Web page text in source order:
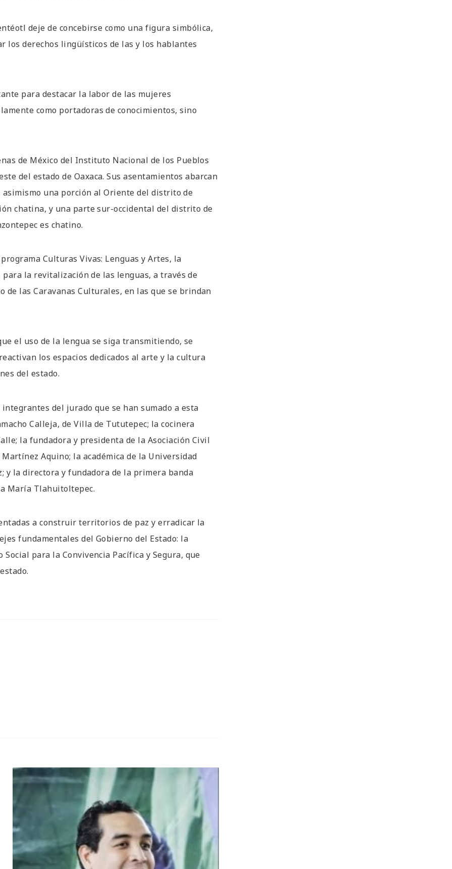
deje de concebirse como una figura simbólica,
los derechos lingüísticos de las y los hablantes
para destacar la labor de las mujeres
como portadoras de conocimientos, sino
de México del Instituto Nacional de los Pueblos
del estado de Oaxaca. Sus asentamientos abarcan
una porción al Oriente del distrito de
chatina, y una parte sur-occidental del distrito de
es chatino.
Culturas Vivas: Lenguas y Artes, la
la revitalización de las lenguas, a través de
de las Caravanas Culturales, en las que se brindan
el uso de la lengua se siga transmitiendo, se
los espacios dedicados al arte y la cultura
del estado.
del jurado que se han sumado a esta
Calleja, de Villa de Tututepec; la cocinera
la fundadora y presidenta de la Asociación Civil
Aquino; la académica de la Universidad
y la directora y fundadora de la primera banda
María Tlahuitoltepec.
a construir territorios de paz y erradicar la
fundamentales del Gobierno del Estado: la
para la Convivencia Pacífica y Segura, que